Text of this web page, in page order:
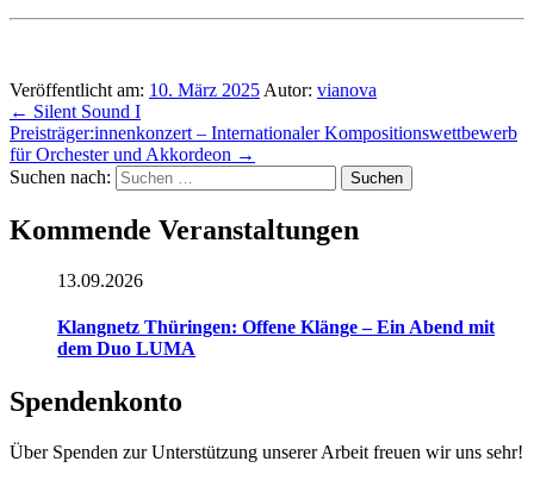
Veröffentlicht am: 10. März 2025Autor: vianova
← Silent Sound I
Preisträger:innenkonzert – Internationaler Kompositionswettbewerb
für Orchester und Akkordeon →
Suchen nach:
Kommende Veranstaltungen
13.09.2026
Klangnetz Thüringen: Offene Klänge – Ein Abend mit
dem Duo LUMA
Spendenkonto
Über Spenden zur Unterstützung unserer Arbeit freuen wir uns sehr!